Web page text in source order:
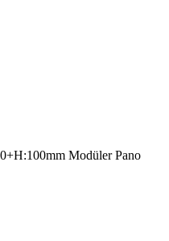
Modüler Pano